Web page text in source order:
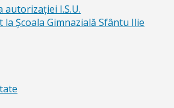
I.S.U.
Școala Gimnazială Sfântu Ilie